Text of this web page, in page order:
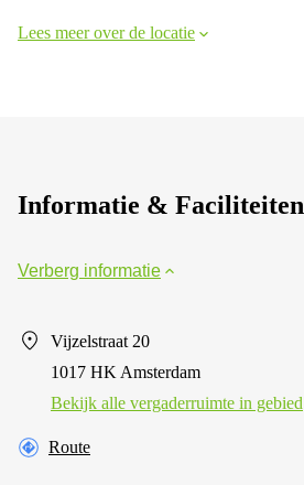
Lees meer over de locatie
Informatie & Faciliteiten
Verberg informatie
Vijzelstraat 20
1017 HK Amsterdam
Bekijk alle vergaderruimte in gebied
Route